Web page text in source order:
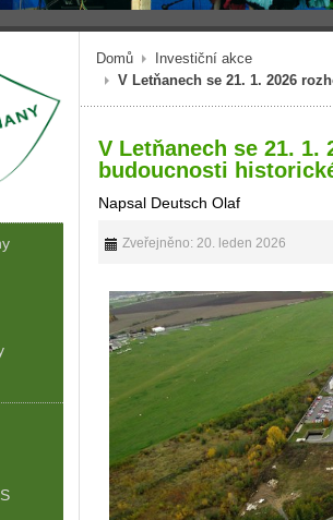
Domů
Investiční akce
V Letňanech se 21. 1. 2026
V Letňanech se 21. 1.
budoucnosti
Napsal Deutsch Olaf
Zveřejněno: 20. leden 2026